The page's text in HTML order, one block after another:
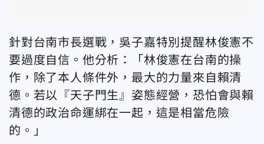
針對台南市長選戰，吳子嘉特別提醒林俊憲不
要過度自信。他分析：「林俊憲在台南的操
作，除了本人條件外，最大的力量來自賴清
德。若以『天子門生』姿態經營，恐怕會與賴
清德的政治命運綁在一起，這是相當危險
的。」